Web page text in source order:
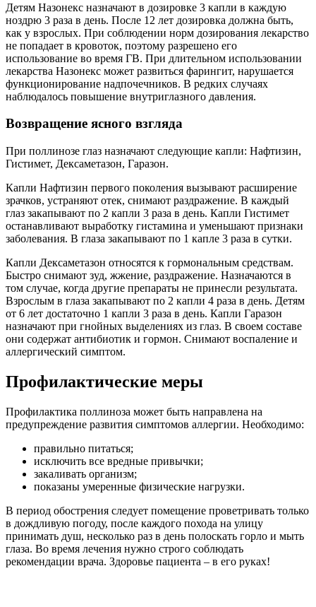
Детям Назонекс назначают в дозировке 3 капли в каждую
ноздрю 3 раза в день. После 12 лет дозировка должна быть,
как у взрослых. При соблюдении норм дозирования лекарство
не попадает в кровоток, поэтому разрешено его
использование во время ГВ. При длительном использовании
лекарства Назонекс может развиться фарингит, нарушается
функционирование надпочечников. В редких случаях
наблюдалось повышение внутриглазного давления.
Возвращение ясного взгляда
При поллинозе глаз назначают следующие капли: Нафтизин,
Гистимет, Дексаметазон, Гаразон.
Капли Нафтизин первого поколения вызывают расширение
зрачков, устраняют отек, снимают раздражение. В каждый
глаз закапывают по 2 капли 3 раза в день. Капли Гистимет
останавливают выработку гистамина и уменьшают признаки
заболевания. В глаза закапывают по 1 капле 3 раза в сутки.
Капли Дексаметазон относятся к гормональным средствам.
Быстро снимают зуд, жжение, раздражение. Назначаются в
том случае, когда другие препараты не принесли результата.
Взрослым в глаза закапывают по 2 капли 4 раза в день. Детям
от 6 лет достаточно 1 капли 3 раза в день. Капли Гаразон
назначают при гнойных выделениях из глаз. В своем составе
они содержат антибиотик и гормон. Снимают воспаление и
аллергический симптом.
Профилактические меры
Профилактика поллиноза может быть направлена на
предупреждение развития симптомов аллергии. Необходимо:
правильно питаться;
исключить все вредные привычки;
закаливать организм;
показаны умеренные физические нагрузки.
В период обострения следует помещение проветривать только
в дождливую погоду, после каждого похода на улицу
принимать душ, несколько раз в день полоскать горло и мыть
глаза. Во время лечения нужно строго соблюдать
рекомендации врача. Здоровье пациента – в его руках!